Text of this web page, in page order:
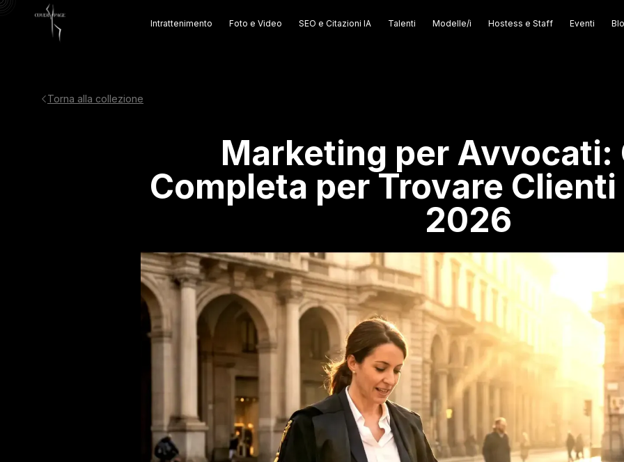
Intrattenimento Foto e Video SEO e Citazioni IA Talenti Modelle/i Hostess e Staff Eventi
Torna alla collezione
Marketing per Avvocati:
Completa per Trovare
2026